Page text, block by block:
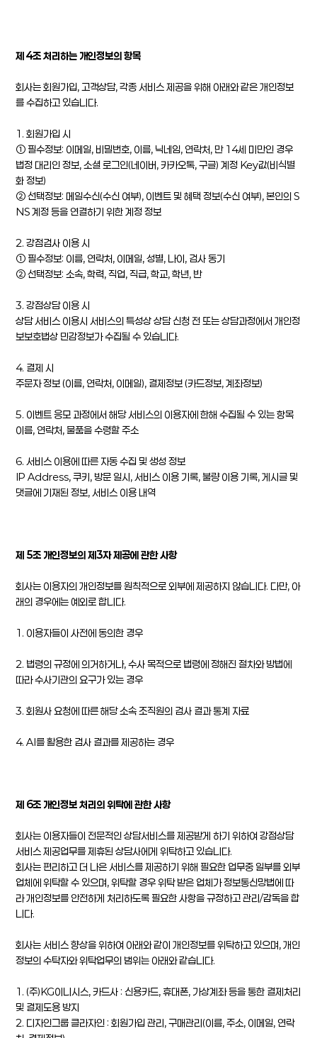
제 4조 처리하는 개인정보의 항목
회사는 회원가입, 고객상담, 각종 서비스 제공을 위해 아래와 같은 개인정보
를 수집하고 있습니다.
1. 회원가입 시
① 필수정보: 이메일, 비밀번호, 이름, 닉네임, 연락처, 만 14세 미만인 경우
법정 대리인 정보, 소셜 로그인(네이버, 카카오톡, 구글) 계정 Key값(비식별
화 정보)
② 선택정보: 메일수신(수신 여부), 이벤트 및 혜택 정보(수신 여부), 본인의 S
NS 계정 등을 연결하기 위한 계정 정보
2. 강점검사 이용 시
① 필수정보: 이름, 연락처, 이메일, 성별, 나이, 검사 동기
② 선택정보: 소속, 학력, 직업, 직급, 학교, 학년, 반
3. 강점상담 이용 시
상담 서비스 이용시 서비스의 특성상 상담 신청 전 또는 상담과정에서 개인정
보보호법상 민감정보가 수집될 수 있습니다.
4. 결제 시
주문자 정보 (이름, 연락처, 이메일), 결제정보 (카드정보, 계좌정보)
5. 이벤트 응모 과정에서 해당 서비스의 이용자에 한해 수집될 수 있는 항목
이름, 연락처, 물품을 수령할 주소
6. 서비스 이용에 따른 자동 수집 및 생성 정보
IP Address, 쿠키, 방문 일시, 서비스 이용 기록, 불량 이용 기록, 게시글 및
댓글에 기재된 정보, 서비스 이용 내역
제 5조 개인정보의 제3자 제공에 관한 사항
회사는 이용자의 개인정보를 원칙적으로 외부에 제공하지 않습니다. 다만, 아
래의 경우에는 예외로 합니다.
1. 이용자들이 사전에 동의한 경우
2. 법령의 규정에 의거하거나, 수사 목적으로 법령에 정해진 절차와 방법에
따라 수사기관의 요구가 있는 경우
3. 회원사 요청에 따른 해당 소속 조직원의 검사 결과 통계 자료
4. AI를 활용한 검사 결과를 제공하는 경우
제 6조 개인정보 처리의 위탁에 관한 사항
회사는 이용자들이 전문적인 상담서비스를 제공받게 하기 위하여 강점상담
서비스 제공업무를 제휴된 상담사에게 위탁하고 있습니다.
회사는 편리하고 더 나은 서비스를 제공하기 위해 필요한 업무중 일부를 외부
업체에 위탁할 수 있으며, 위탁할 경우 위탁 받은 업체가 정보통신망법에 따
라 개인정보를 안전하게 처리하도록 필요한 사항을 규정하고 관리/감독을 합
니다.
회사는 서비스 향상을 위하여 아래와 같이 개인정보를 위탁하고 있으며, 개인
정보의 수탁자와 위탁업무의 범위는 아래와 같습니다.
1. (주)KG이니시스, 카드사 : 신용카드, 휴대폰, 가상계좌 등을 통한 결제처리
및 결제도용 방지
2. 디자인그룹 클라자인 : 회원가입 관리, 구매관리(이름, 주소, 이메일, 연락